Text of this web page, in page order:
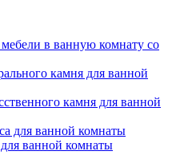
в ванную комнату со
камня для ванной
камня для ванной
для ванной комнаты
ванной комнаты